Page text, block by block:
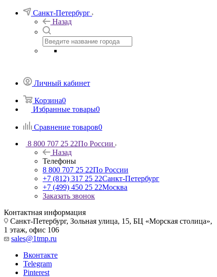
Санкт-Петербург
Назад
Личный кабинет
Корзина0
Избранные товары0
Сравнение товаров0
8 800 707 25 22По России
Назад
Телефоны
8 800 707 25 22По России
+7 (812) 317 25 22Санкт-Петербург
+7 (499) 450 25 22Москва
Заказать звонок
Контактная информация
Санкт-Петербург, Зольная улица, 15, БЦ «Морская столица»,
1 этаж, офис 106
sales@1tmp.ru
Вконтакте
Telegram
Pinterest